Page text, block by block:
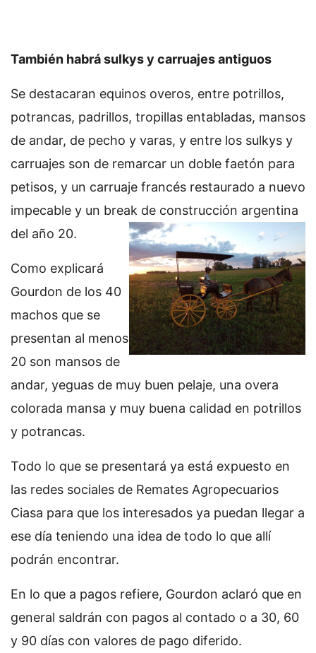
También habrá sulkys y carruajes antiguos
Se destacaran equinos overos, entre potrillos,
potrancas, padrillos, tropillas entabladas, mansos
de andar, de pecho y varas, y entre los sulkys y
carruajes son de remarcar un doble faetón para
petisos, y un carruaje francés restaurado a nuevo
impecable y un break de construcción argentina
del año 20.
Como explicará
Gourdon de los 40
machos que se
presentan al menos
20 son mansos de
andar, yeguas de muy buen pelaje, una overa
colorada mansa y muy buena calidad en potrillos
y potrancas.
Todo lo que se presentará ya está expuesto en
las redes sociales de Remates Agropecuarios
Ciasa para que los interesados ya puedan llegar a
ese día teniendo una idea de todo lo que allí
podrán encontrar.
En lo que a pagos refiere, Gourdon aclaró que en
general saldrán con pagos al contado o a 30, 60
y 90 días con valores de pago diferido.